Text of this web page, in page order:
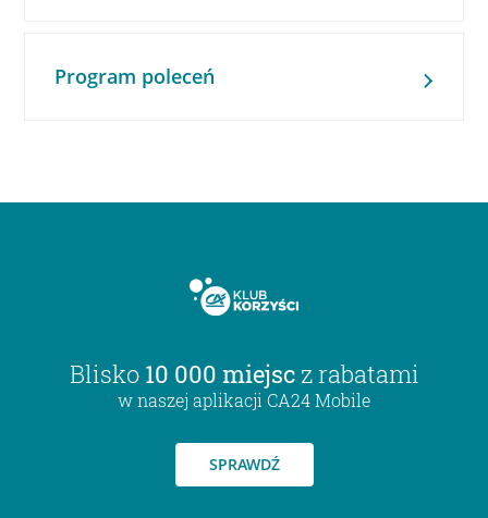
Program poleceń
Blisko 10 000 miejsc z rabatami
w naszej aplikacji CA24 Mobile
SPRAWDŹ